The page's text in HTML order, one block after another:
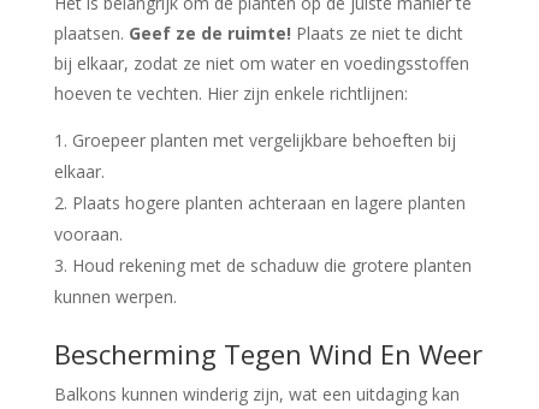
plaatsen. Geef ze de ruimte! Plaats ze niet te dicht
bij elkaar, zodat ze niet om water en voedingsstoffen
hoeven te vechten. Hier zijn enkele richtlijnen:
Groepeer planten met vergelijkbare behoeften bij
elkaar.
Plaats hogere planten achteraan en lagere planten
vooraan.
Houd rekening met de schaduw die grotere planten
kunnen werpen.
Bescherming Tegen Wind En Weer
Balkons kunnen winderig zijn, wat een uitdaging kan